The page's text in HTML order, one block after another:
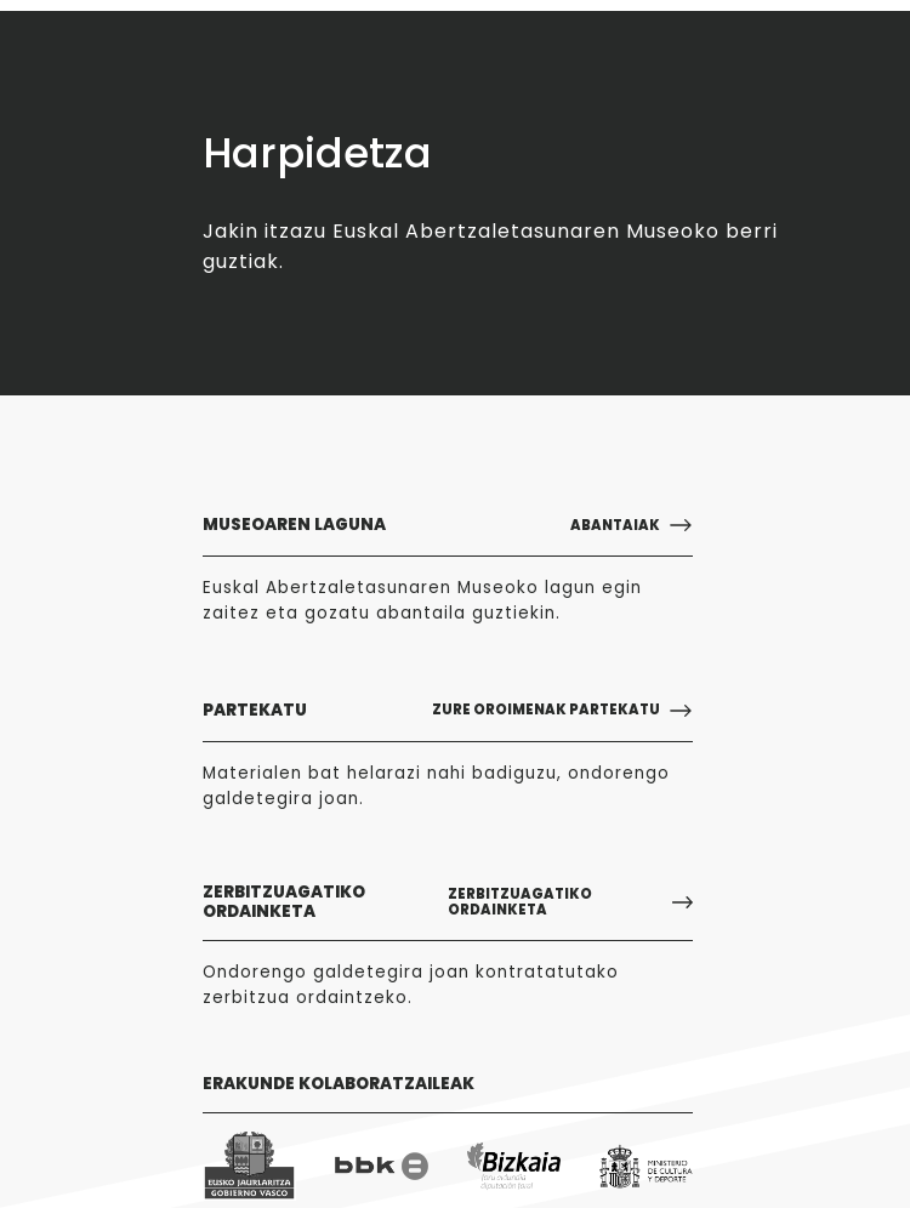
Harpidetza
Jakin itzazu Euskal Abertzaletasunaren Museoko berri
guztiak.
MUSEOAREN LAGUNA ABANTAIAK
Euskal Abertzaletasunaren Museoko lagun egin
zaitez eta gozatu abantaila guztiekin.
PARTEKATU ZURE OROIMENAK PARTEKATU
Materialen bat helarazi nahi badiguzu, ondorengo
galdetegira joan.
ZERBITZUAGATIKO
ORDAINKETA
ZERBITZUAGATIKO
ORDAINKETA
Ondorengo galdetegira joan kontratatutako
zerbitzua ordaintzeko.
ERAKUNDE KOLABORATZAILEAK